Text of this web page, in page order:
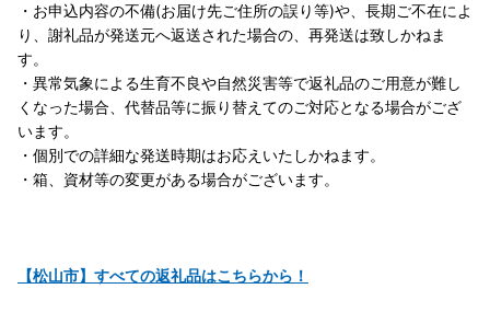
・お申込内容の不備(お届け先ご住所の誤り等)や、長期ご不在によ
り、謝礼品が発送元へ返送された場合の、再発送は致しかねま
す。
・異常気象による生育不良や自然災害等で返礼品のご用意が難し
くなった場合、代替品等に振り替えてのご対応となる場合がござ
います。
・個別での詳細な発送時期はお応えいたしかねます。
・箱、資材等の変更がある場合がございます。
【松山市】すべての返礼品はこちらから！